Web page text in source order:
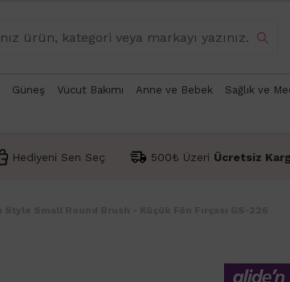
Güneş Vücut Bakımı Anne ve Bebek Sağlık ve
Hediyeni Sen Seç 500₺ Üzeri Ücretsiz